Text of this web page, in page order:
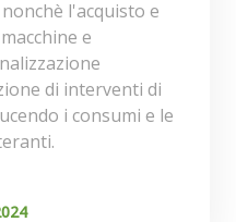
l'acquisto e
e
di interventi di
i consumi e le